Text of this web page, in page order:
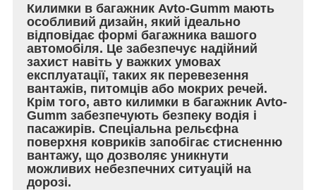
Килимки в багажник Avto-Gumm мають
особливий дизайн, який ідеально
відповідає формі багажника вашого
автомобіля. Це забезпечує надійний
захист навіть у важких умовах
експлуатації, таких як перевезення
вантажів, питомців або мокрих речей.
Крім того, авто килимки в багажник Avto-
Gumm забезпечують безпеку водія і
пасажирів. Спеціальна рельєфна
поверхня ковриків запобігає стисненню
вантажу, що дозволяє уникнути
можливих небезпечних ситуацій на
дорозі.